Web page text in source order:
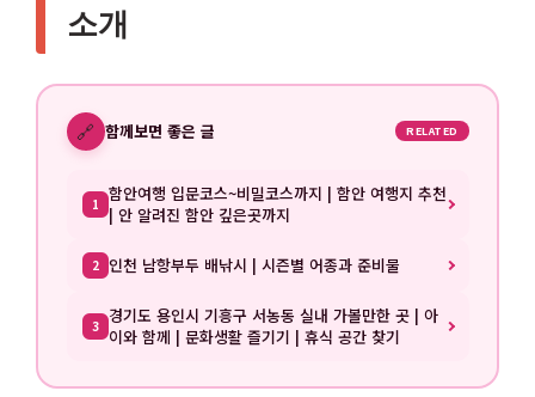
소개
🔗 함께보면 좋은 글 RELATED
1 함안여행 입문코스~비밀코스까지 | 함안 여행지 추천
| 안 알려진 함안 깊은곳까지
2 인천 남항부두 배낚시 | 시즌별 어종과 준비물
3 경기도 용인시 기흥구 서농동 실내 가볼만한 곳 | 아
이와 함께 | 문화생활 즐기기 | 휴식 공간 찾기